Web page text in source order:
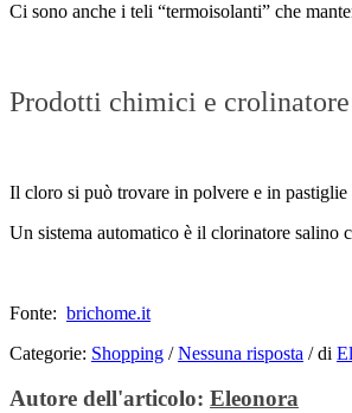
Ci sono anche i teli “termoisolanti” che
Prodotti chimici e crolinatore
Il cloro si può trovare in polvere e in
Un sistema automatico è il clorinatore salino
Fonte: brichome.it
Categorie: Shopping / Nessuna risposta /di
Autore dell'articolo: Eleonora